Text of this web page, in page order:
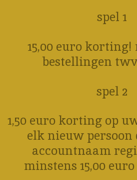
p
spel 1
15,00 euro korting!
bestellingen
spel 2
1,50 euro korting op
elk nieuw
accountnaam
minstens 15,00